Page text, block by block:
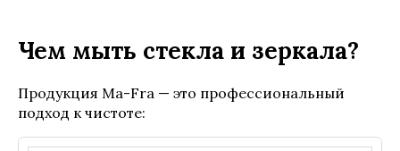
Чем мыть стекла и зеркала?
Продукция Ma-Fra — это профессиональный
подход к чистоте: